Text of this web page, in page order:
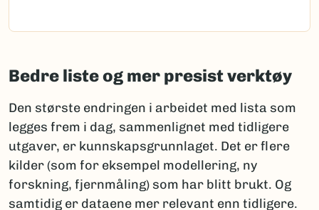
Bedre liste og mer presist verktøy
Den største endringen i arbeidet med lista som
legges frem i dag, sammenlignet med tidligere
utgaver, er kunnskapsgrunnlaget. Det er flere
kilder (som for eksempel modellering, ny
forskning, fjernmåling) som har blitt brukt. Og
samtidig er dataene mer relevant enn tidligere.